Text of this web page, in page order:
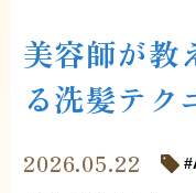
美容師が教
る洗髪テク
2026.05.22